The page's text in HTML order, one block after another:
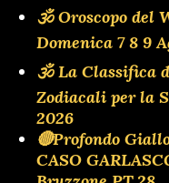
🕉 Oroscopo del
Domenica 7 8 9
🕉 La Classifica
Zodiacali per la
2026
🔴Profondo
CASO